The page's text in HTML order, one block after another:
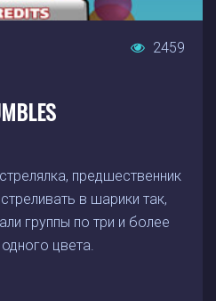
2459
предшественник
в шарики так,
группы по три и более
цвета.